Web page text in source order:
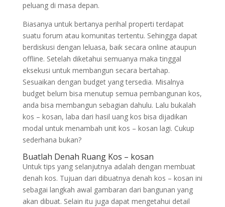
peluang di masa depan.
Biasanya untuk bertanya perihal properti terdapat
suatu forum atau komunitas tertentu. Sehingga dapat
berdiskusi dengan leluasa, baik secara online ataupun
offline. Setelah diketahui semuanya maka tinggal
eksekusi untuk membangun secara bertahap.
Sesuaikan dengan budget yang tersedia. Misalnya
budget belum bisa menutup semua pembangunan kos,
anda bisa membangun sebagian dahulu. Lalu bukalah
kos – kosan, laba dari hasil uang kos bisa dijadikan
modal untuk menambah unit kos – kosan lagi. Cukup
sederhana bukan?
Buatlah Denah Ruang Kos – kosan
Untuk tips yang selanjutnya adalah dengan membuat
denah kos. Tujuan dari dibuatnya denah kos – kosan ini
sebagai langkah awal gambaran dari bangunan yang
akan dibuat. Selain itu juga dapat mengetahui detail